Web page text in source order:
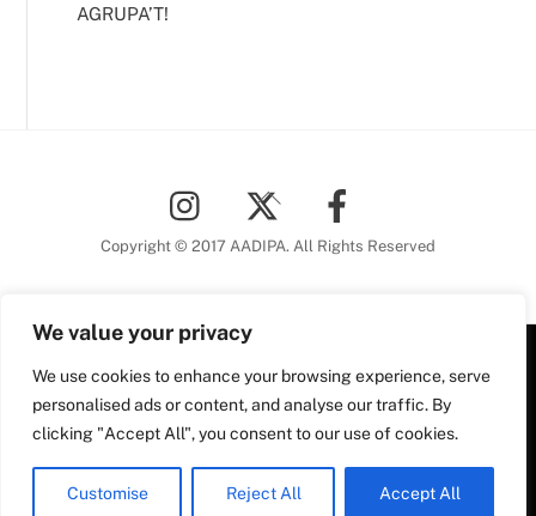
We value your privacy
We use cookies to enhance your browsing experience, serve
personalised ads or content, and analyse our traffic. By
clicking "Accept All", you consent to our use of cookies.
Customise Reject All Accept All
AGRUPA’T!
To
Top
Copyright © 2017 AADIPA. All Rights Reserved
08002 Barcelona
Plaça Nova, 5 6a planta
08002 Barcelona
Tel. 93 306 78 28
aadipa@coac.net